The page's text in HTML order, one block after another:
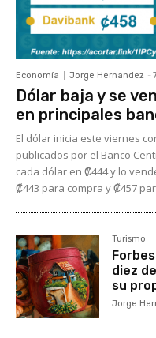
Economía Jorge Hernandez -
Dólar baja y se
en principales
El dólar inicia este viernes
publicados por el Banco
cada dólar en ₡444 y lo
₡443 para compra y ₡457
Turismo
diez
su
Jorge